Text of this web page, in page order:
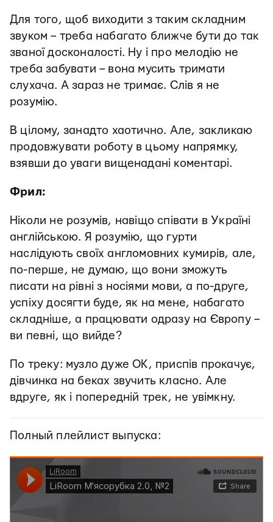
Для того, щоб виходити з таким складним
звуком – треба набагато ближче бути до так
званої досконалості. Ну і про мелодію не
треба забувати – вона мусить тримати
слухача. А зараз не тримає. Слів я не
розумію.
В цілому, занадто хаотично. Але, закликаю
продовжувати роботу в цьому напрямку,
взявши до уваги вищенадані коментарі.
Фрил:
Ніколи не розумів, навіщо співати в Україні
англійською. Я розумію, що гурти
наслідують своїх англомовних кумирів, але,
по-перше, не думаю, що вони зможуть
писати на рівні з носіями мови, а по-друге,
успіху досягти буде, як на мене, набагато
складніше, а працювати одразу на Європу –
ви певні, що вийде?
По треку: музло дуже ОК, приспів прокачує,
дівчинка на беках звучить класно. Але
вдруге, як і попередній трек, не увімкну.
Полный плейлист выпуска: